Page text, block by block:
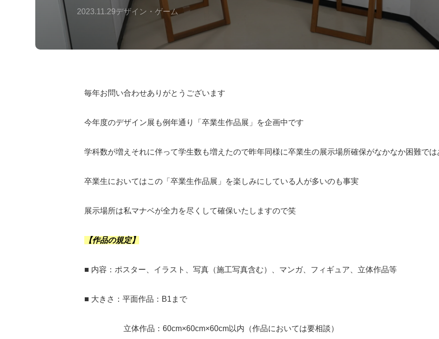
2023.11.29デザイン・ゲーム
毎年お問い合わせありがとうございます
今年度のデザイン展も例年通り「卒業生作品展」を企画中です
学科数が増えそれに伴って学生数も増えたので昨年同様に卒業生の展示場所確保がなかなか困難では
卒業生においてはこの「卒業生作品展」を楽しみにしている人が多いのも事実
展示場所は私マナベが全力を尽くして確保いたしますので笑
【作品の規定】
■ 内容：ポスター、イラスト、写真（施工写真含む）、マンガ、フィギュア、立体作品等
■ 大きさ：平面作品：B1まで
立体作品：60cm×60cm×60cm以内（作品においては要相談）